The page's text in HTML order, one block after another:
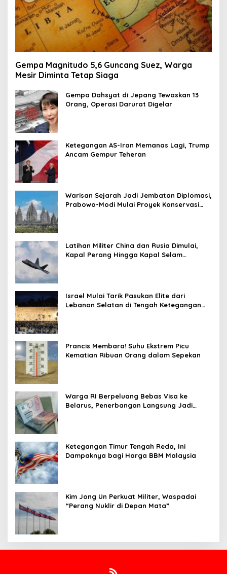
Gempa Magnitudo 5,6 Guncang Suez, Warga
Mesir Diminta Tetap Siaga
Gempa Dahsyat di Jepang Tewaskan 13
Orang, Operasi Darurat Digelar
Ketegangan AS-Iran Memanas Lagi, Trump
Ancam Gempur Teheran
Warisan Sejarah Jadi Jembatan Diplomasi,
Prabowo-Modi Mulai Proyek Konservasi
Latihan Militer China dan Rusia Dimulai,
Kapal Perang Hingga Kapal Selam
Israel Mulai Tarik Pasukan Elite dari
Lebanon Selatan di Tengah Ketegangan
Prancis Membara! Suhu Ekstrem Picu
Kematian Ribuan Orang dalam Sepekan
Warga RI Berpeluang Bebas Visa ke
Belarus, Penerbangan Langsung Jadi
Ketegangan Timur Tengah Reda, Ini
Dampaknya bagi Harga BBM Malaysia
Kim Jong Un Perkuat Militer, Waspadai
“Perang Nuklir di Depan Mata”